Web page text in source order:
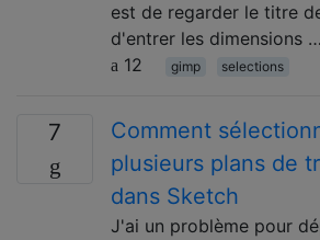
est de regarder le titre
d'entrer les dimensions …
12
gimp selections
7
Comment
plusieurs plans de
dans Sketch
J'ai un problème pour